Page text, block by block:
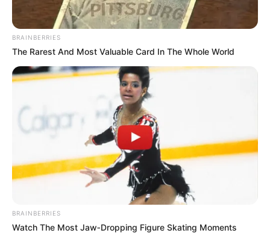
así acabaron de
encontrar el auto
del famos… Ver
más
BRAINBERRIES
The Rarest And Most Valuable Card In The Whole World
BRAINBERRIES
Watch The Most Jaw‑Dropping Figure Skating Moments